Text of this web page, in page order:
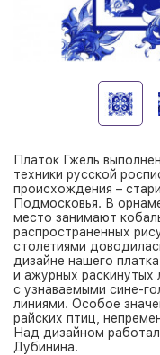
Платок Гжель
техники русской
происхождения –
Подмосковья. В
место занимают
распространенных
столетиями
дизайне нашего
и ажурных раскинутых
с узнаваемыми сине-
линиями. Особое
райских птиц,
Над дизайном
Дубинина.